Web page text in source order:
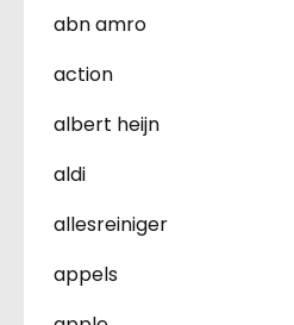
abn amro
action
albert heijn
aldi
allesreiniger
appels